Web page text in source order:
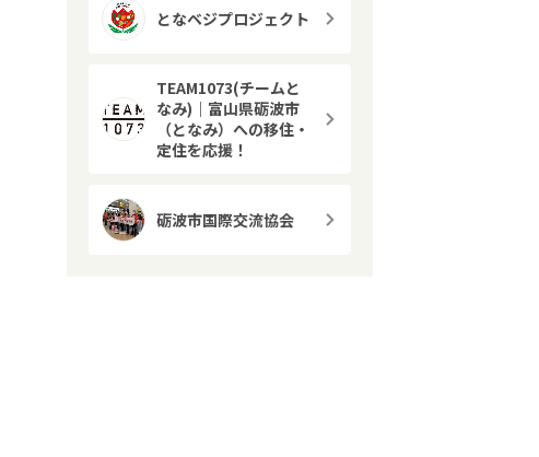
となベジプロジェクト
TEAM1073(チームと
なみ)｜富山県砺波市
（となみ）への移住・
定住を応援！
砺波市国際交流協会